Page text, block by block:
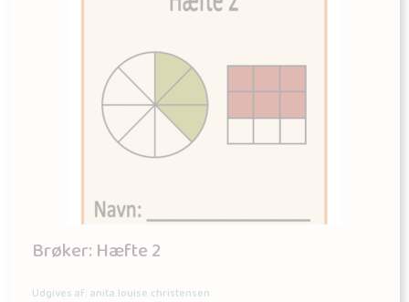
Brøker: Hæfte 2
Udgives af: anita.louise.christensen